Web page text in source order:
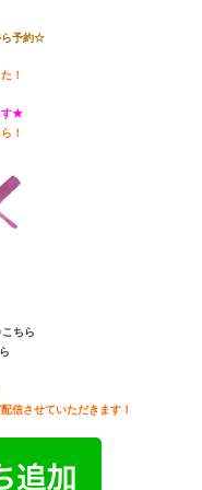
ら予約☆
！
す★
！
こちら
信させていただきます！